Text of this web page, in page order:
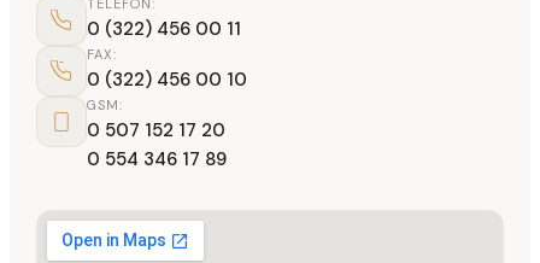
TELEFON:
0 (322) 456 00 11
FAX:
0 (322) 456 00 10
GSM:
0 507 152 17 20
0 554 346 17 89